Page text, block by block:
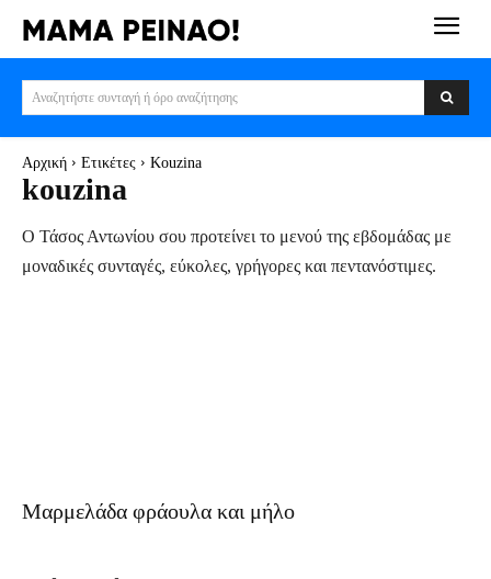
Αναζητήστε συνταγή ή όρο αναζήτησης
Αρχική Ετικέτες Kouzina
kouzina
Ο Τάσος Αντωνίου σου προτείνει το μενού της εβδομάδας με
μοναδικές συνταγές, εύκολες, γρήγορες και πεντανόστιμες.
Μαρμελάδα φράουλα και μήλο